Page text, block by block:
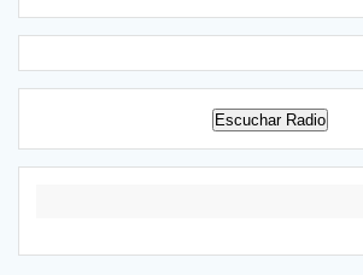
Escuchar Radio